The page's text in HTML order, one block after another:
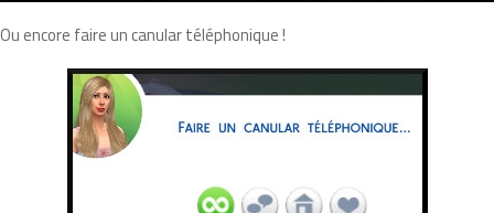
Ou encore faire un canular téléphonique !